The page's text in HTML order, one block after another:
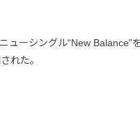
ーシングル“New Balance”
れた。